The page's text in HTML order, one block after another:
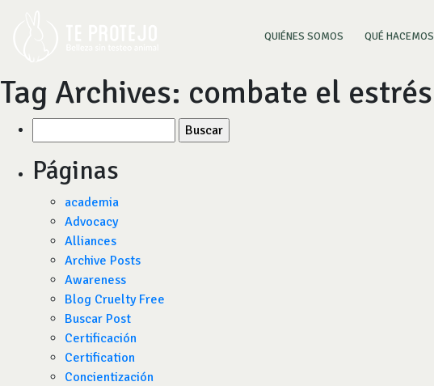
QUIÉNES SOMOS (CURRENT)
QUÉ HACEMOS
Tag Archives: combate el estrés
por:
Páginas
academia
Advocacy
Alliances
Archive Posts
Awareness
Blog Cruelty Free
Buscar Post
Certificación
Certification
Concientización